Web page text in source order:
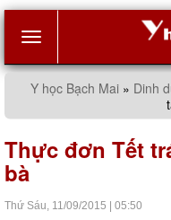
Y học Bạch Mai » Dinh
Thực đơn Tết
bà
Thứ Sáu, 11/09/2015 05:50